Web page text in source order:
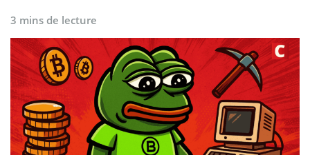
3 mins de lecture